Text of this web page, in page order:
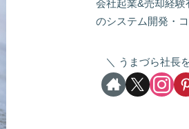
会社起業&売却経験
のシステム開発・
うまづら社長